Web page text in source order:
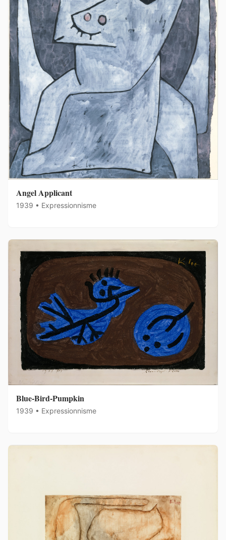
Angel Applicant
1939 • Expressionnisme
Blue-Bird-Pumpkin
1939 • Expressionnisme